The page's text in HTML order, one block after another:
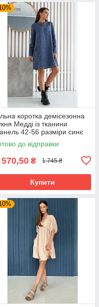
коротка демісезонна
Медді із тканини
42-56 разміри синє
до відправки
570,50 ₴ 1 745 ₴
Купити